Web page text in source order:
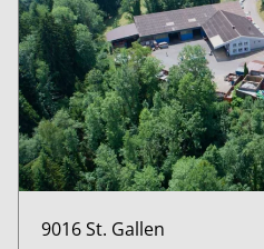
9016 St. Gallen